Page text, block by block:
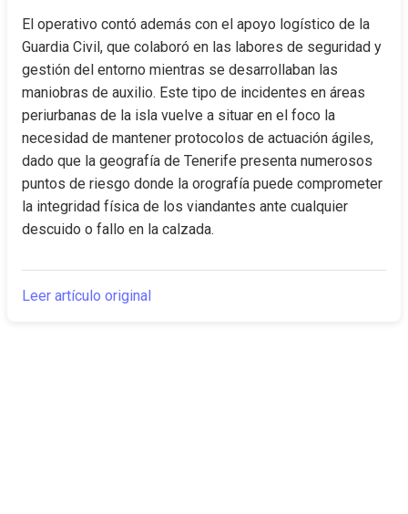
El operativo contó además con el apoyo logístico de la
Guardia Civil, que colaboró en las labores de seguridad y
gestión del entorno mientras se desarrollaban las
maniobras de auxilio. Este tipo de incidentes en áreas
periurbanas de la isla vuelve a situar en el foco la
necesidad de mantener protocolos de actuación ágiles,
dado que la geografía de Tenerife presenta numerosos
puntos de riesgo donde la orografía puede comprometer
la integridad física de los viandantes ante cualquier
descuido o fallo en la calzada.
Leer artículo original